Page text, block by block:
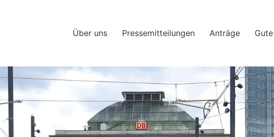
Über uns Pressemitteilungen Anträge